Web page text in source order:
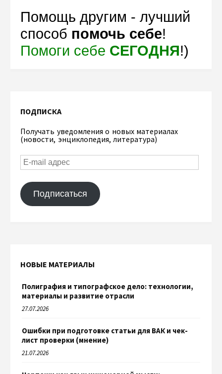
Помощь другим - лучший
способ помочь себе!
Помоги себе СЕГОДНЯ!)
ПОДПИСКА
Получать уведомления о новых материалах
(новости, энциклопедия, литература)
Подписаться
НОВЫЕ МАТЕРИАЛЫ
Полиграфия и типографское дело: технологии,
материалы и развитие отрасли
27.07.2026
Ошибки при подготовке статьи для ВАК и чек-
лист проверки (мнение)
21.07.2026